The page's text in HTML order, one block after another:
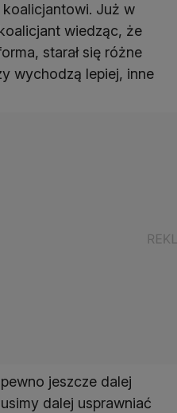
Już w
wiedząc, że
starał się różne
wychodzą lepiej, inne
jeszcze dalej
dalej usprawniać